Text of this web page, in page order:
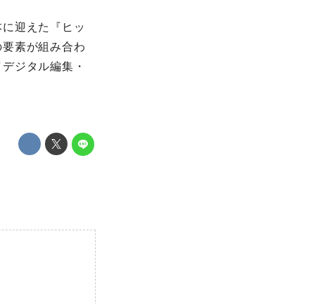
迎えた『ヒッ
素が組み合わ
ジタル編集・